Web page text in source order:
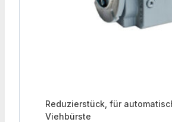
Reduzierstück, für
Viehbürste